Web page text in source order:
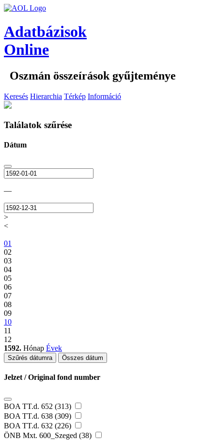
Adatbázisok
Online
Oszmán összeírások gyűjteménye
Keresés Hierarchia Térkép Információ
Találatok szűrése
Dátum
—
>
<
01
02
03
04
05
06
07
08
09
10
11
12
1592. Hónap Évek
Szűrés dátumra Összes dátum
Jelzet / Original fond number
BOA TT.d. 652 (313)
BOA TT.d. 638 (309)
BOA TT.d. 632 (226)
ÖNB Mxt. 600_Szeged (38)